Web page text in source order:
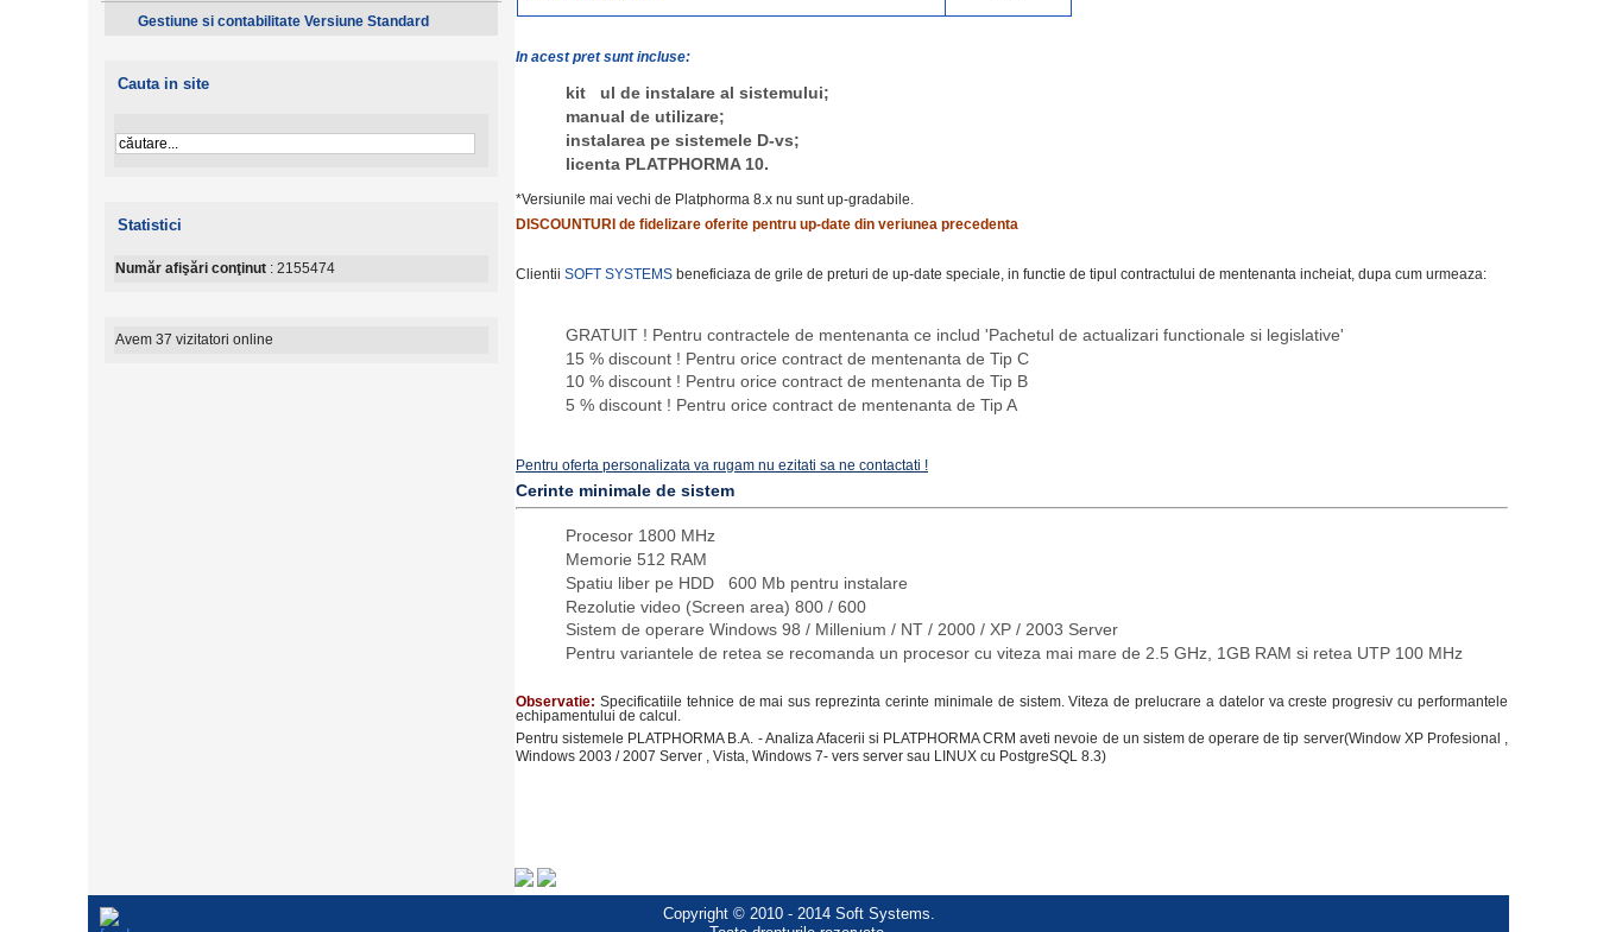
Gestiune si contabilitate Versiune Standard
Cauta in site
Statistici
Număr afişări conţinut : 2155474
Avem 37 vizitatori online
In acest pret sunt incluse:
kit ul de instalare al sistemului;
manual de utilizare;
instalarea pe sistemele D-vs;
licenta PLATPHORMA 10.
*Versiunile mai vechi de Platphorma 8.x nu sunt up-gradabile.
DISCOUNTURI de fidelizare oferite pentru up-date din veriunea precedenta
Clientii SOFT SYSTEMS beneficiaza de grile de preturi de up-date speciale, in functie de tipul contractului de mentenanta incheiat, dupa cum urmeaza:
GRATUIT ! Pentru contractele de mentenanta ce includ 'Pachetul de actualizari functionale si legislative'
15 % discount ! Pentru orice contract de mentenanta de Tip C
10 % discount ! Pentru orice contract de mentenanta de Tip B
5 % discount ! Pentru orice contract de mentenanta de Tip A
Pentru oferta personalizata va rugam nu ezitati sa ne contactati !
Cerinte minimale de sistem
Procesor 1800 MHz
Memorie 512 RAM
Spatiu liber pe HDD 600 Mb pentru instalare
Rezolutie video (Screen area) 800 / 600
Sistem de operare Windows 98 / Millenium / NT / 2000 / XP / 2003 Server
Pentru variantele de retea se recomanda un procesor cu viteza mai mare de 2.5 GHz, 1GB RAM si retea UTP 100 MHz
Observatie: Specificatiile tehnice de mai sus reprezinta cerinte minimale de sistem. Viteza de prelucrare a datelor va creste progresiv cu performantele
echipamentului de calcul.
Pentru sistemele PLATPHORMA B.A. - Analiza Afacerii si PLATPHORMA CRM aveti nevoie de un sistem de operare de tip server(Window XP Profesional ,
Windows 2003 / 2007 Server , Vista, Windows 7- vers server sau LINUX cu PostgreSQL 8.3)
Copyright © 2010 - 2014 Soft Systems.